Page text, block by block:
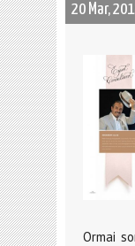
20 Mar,
Ormai